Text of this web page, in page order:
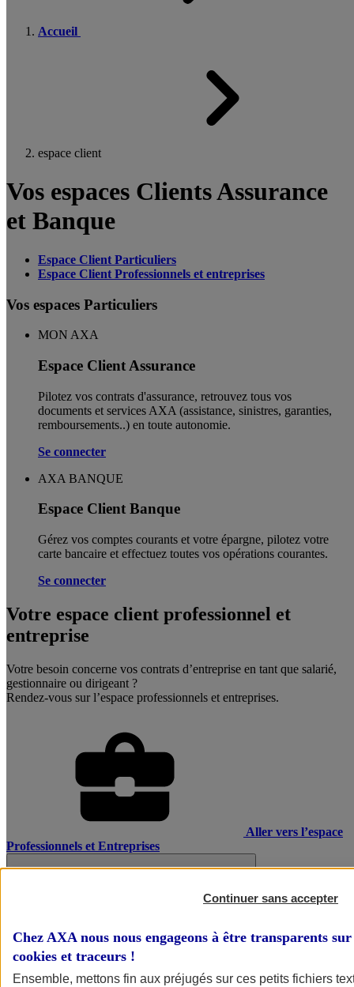
Accueil
espace client
Vos espaces Clients Assurance
et Banque
Espace Client Particuliers
Espace Client Professionnels et entreprises
Vos espaces Particuliers
MON AXA
Espace Client Assurance
Pilotez vos contrats d'assurance, retrouvez tous vos
documents et services AXA (assistance, sinistres, garanties,
remboursements..) en toute autonomie. ​
Se connecter
AXA BANQUE
Espace Client Banque
Gérez vos comptes courants et votre épargne, pilotez votre
carte bancaire et effectuez toutes vos opérations courantes.
Se connecter
Votre espace client professionnel et
entreprise
Votre besoin concerne vos contrats d’entreprise en tant que salarié,
gestionnaire ou dirigeant ?
Rendez-vous sur l’espace professionnels et entreprises.
Aller vers l’espace
Professionnels et Entreprises
Continuer sans accepter
Chez AXA nous nous engageons à être transparents
cookies et traceurs !
Ensemble, mettons fin aux préjugés sur ces petits fichiers